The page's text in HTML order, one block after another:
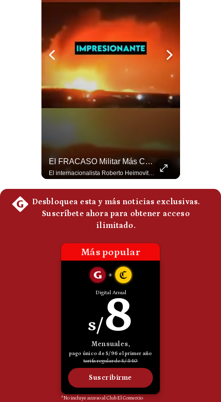
El FRACASO Militar Más Caro De Medio Oriente | #radar24
El internacionalista Roberto Heimovits señaló que Arabia Saudita posee armamento avanzado comprado por decenas de miles de millones de dólares. Sin embargo, recuerda que combatió durante siete años contra los hutíes sin conseguir derrotarlos, pese a la enorme diferencia de poder militar. #ArabiaSaudita #Hutíes #RobertoHeimovits #Geopolítica #Guerra #NoticiasInternacionales #Shorts 👉 Suscríbete y activa la campana para no perderte nuestro análisis diario. 🌎 Síguenos en nuestras redes sociales: 📌 Web oficial: https://gestion.pe/mundo/ 📌 LinkedIn: http://bit.ly/3HYIET0 📌 X (Twitter): http://bit.ly/4noZtX9 📌 TikTok: http://bit.ly/4evB6TO